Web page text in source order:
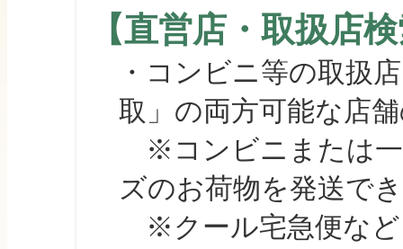
【直営店・取扱店
・コンビニ等の取扱
取」の両方可能な店
※コンビニまたは一
ズのお荷物を発送で
※クール宅急便など